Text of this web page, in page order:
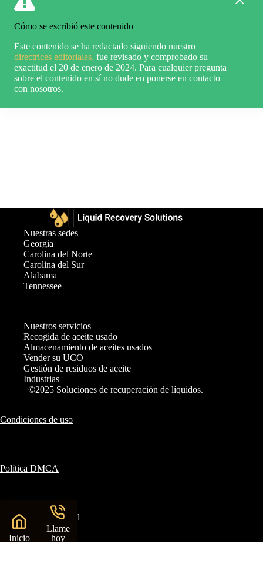
Cómo se escribió este contenido
Este contenido se ha redactado siguiendo nuestro
directrices editoriales, fue revisado y comprobado su
exactitud el 20 de enero de 2024. Para cualquier pregunta
sobre el contenido en sí no dude en ponerse en contacto
con nosotros.
Nuestras sedes
Georgia
Carolina del Norte
Carolina del Sur
Alabama
Tennessee
Nuestros servicios
Recogida de aceite usado
Almacenamiento de aceites usados
Vender su UCO
Gestión de residuos de aceite
Industrias
©2025 Soluciones de recuperación de líquidos.
Condiciones de uso
Política DMCA
Política de privacidad
Inicio
Llame
hoy